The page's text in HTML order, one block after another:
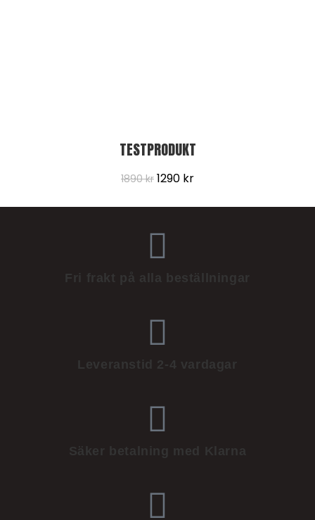
TESTPRODUKT
1890kr 1290 kr